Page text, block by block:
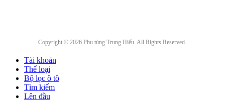
Copyright © 2026 Phụ tùng Trung Hiếu. All Rights Reserved.
Tài khoản
Thể loại
Bộ lọc ô tô
Tìm kiếm
Lên đầu